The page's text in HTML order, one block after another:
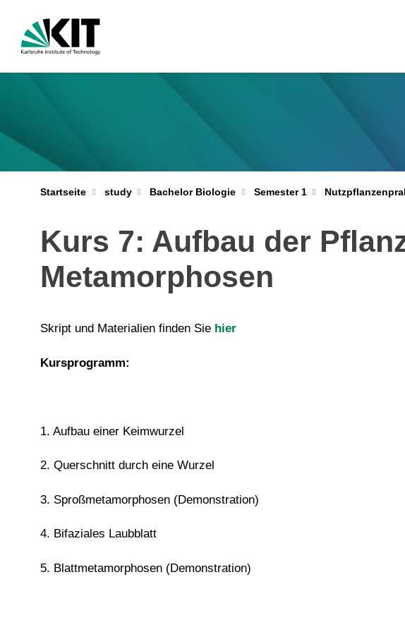
Startseite study Bachelor Biologie Semester 1
Kurs 7: Aufbau der
Metamorphosen
Skript und Materialien finden Sie hier
Kursprogramm:
1. Aufbau einer Keimwurzel
2. Querschnitt durch eine Wurzel
3. Sproßmetamorphosen (Demonstration)
4. Bifaziales Laubblatt
5. Blattmetamorphosen (Demonstration)